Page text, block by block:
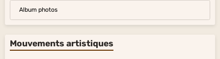
Album photos
Mouvements artistiques